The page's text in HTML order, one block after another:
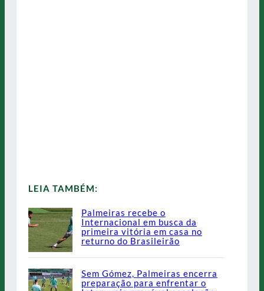
LEIA TAMBÉM:
Palmeiras recebe o
Internacional em busca da
primeira vitória em casa no
returno do Brasileirão
Sem Gómez, Palmeiras encerra
preparação para enfrentar o